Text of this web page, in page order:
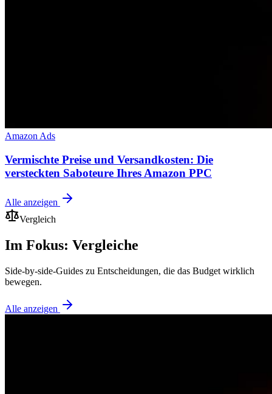
Amazon Ads
Vermischte Preise und Versandkosten: Die
versteckten Saboteure Ihres Amazon PPC
Alle anzeigen
Vergleich
Im Fokus: Vergleiche
Side-by-side-Guides zu Entscheidungen, die das Budget wirklich
bewegen.
Alle anzeigen